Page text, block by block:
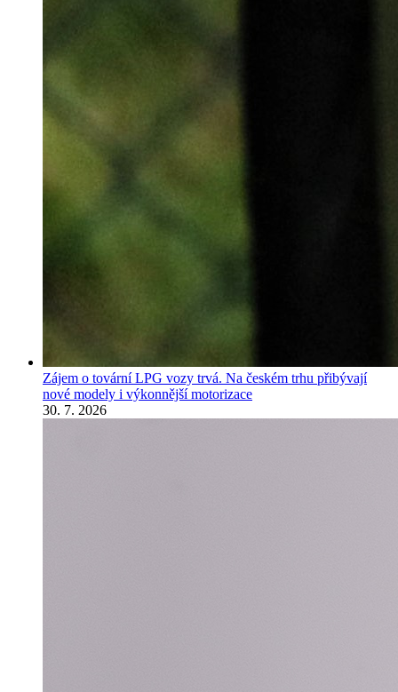
Zájem o tovární LPG vozy trvá. Na českém trhu přibývají
nové modely i výkonnější motorizace
30. 7. 2026